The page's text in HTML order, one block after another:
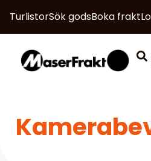
TurlistorSök godsBoka frakt